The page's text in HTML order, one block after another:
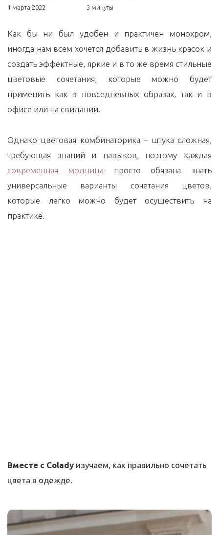
1 марта 2022
3 минуты
Как бы ни был удобен и практичен монохром,
иногда нам всем хочется добавить в жизнь красок и
создать эффектные, яркие и в то же время стильные
цветовые сочетания, которые можно будет
применить как в повседневных образах, так и в
офисе или на свидании.
Однако цветовая комбинаторика – штука сложная,
требующая знаний и навыков, поэтому каждая
современная модница просто обязана знать
универсальные варианты сочетания цветов,
которые легко можно будет осуществить на
практике.
Вместе с Colady изучаем, как правильно сочетать
цвета в одежде.